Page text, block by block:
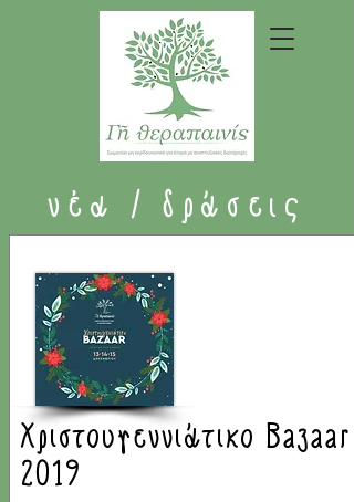
νέα / δράσεις
Χριστουγεννιάτικο Bazaar
2019